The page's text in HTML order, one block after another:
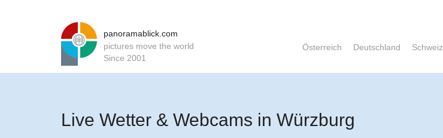
panoramablick.com
pictures move the world
Since 2001
Österreich Deutschland Schweiz
Live Wetter & Webcams in Würzburg